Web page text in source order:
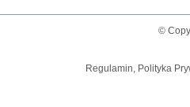
©
Regulamin, Polityka